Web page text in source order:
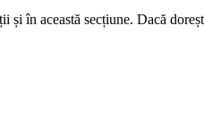
și în această secțiune. Dacă